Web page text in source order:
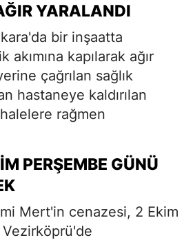
YARALANDI
bir inşaatta
akımına kapılarak ağır
çağrılan sağlık
hastaneye kaldırılan
rağmen
PERŞEMBE GÜNÜ
Mert'in cenazesi, 2 Ekim